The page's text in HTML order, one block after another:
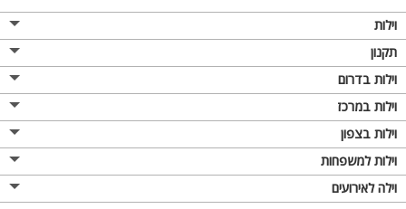
וילות
תקנון
וילות בדרום
וילות במרכז
וילות בצפון
וילות למשפחות
וילה לאירועים